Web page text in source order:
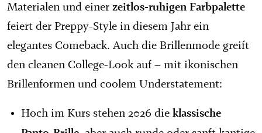
Materialen und einer zeitlos-ruhigen Farbpalette
feiert der Preppy-Style in diesem Jahr ein
elegantes Comeback. Auch die Brillenmode greift
den cleanen College-Look auf – mit ikonischen
Brillenformen und coolem Understatement:
Hoch im Kurs stehen 2026 die klassische